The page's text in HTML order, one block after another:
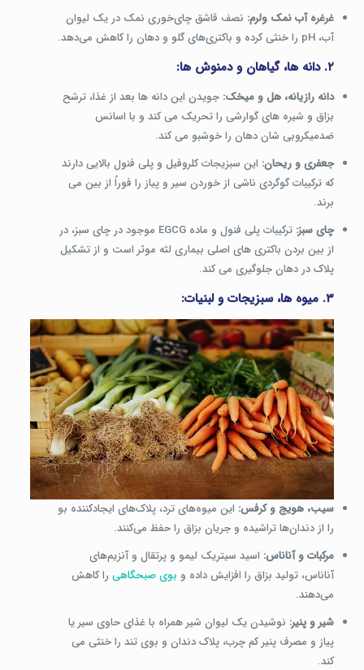
غرغره آب نمک ولرم: نصف قاشق چای‌خوری نمک در یک لیوان
آب، pH را خنثی کرده و باکتری‌های گلو و دهان را کاهش می‌دهد.
۲. دانه ها، گیاهان و دمنوش ها:
دانه رازیانه، هل و میخک: جویدن این دانه ها بعد از غذا، ترشح
بزاق و شیره های گوارشی را تحریک می کند و با اسانس
ضدمیکروبی شان دهان را خوشبو می کند.
جعفری و ریحان: این سبزیجات کلروفیل و پلی فنول بالایی دارند
که ترکیبات گوگردی ناشی از خوردن سیر و پیاز را فوراً از بین می
برند.
چای سبز:
ترکیبات پلی فنول و ماده EGCG موجود در چای سبز، در
از بین بردن باکتری های اصلی بیماری لثه موثر است و از تشکیل
پلاک در دهان جلوگیری می کند.
۳. میوه ها، سبزیجات و لبنیات:
سیب، هویج و کرفس: این میوه‌های ترد، پلاک‌های ایجادکننده بو
را از دندان‌ها تراشیده و جریان بزاق را حفظ می‌کنند.
مرکبات و آناناس: اسید سیتریک لیمو و پرتقال و آنزیم‌های
آناناس، تولید بزاق را افزایش داده و بوی صبحگاهیرا کاهش
می‌دهند.
شیر و پنیر: نوشیدن یک لیوان شیر همراه با غذای حاوی سیر یا
پیاز و مصرف پنیر کم چرب، پلاک دندان و بوی تند را خنثی می
کند.